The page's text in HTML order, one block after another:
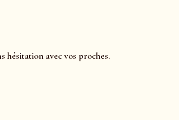
hésitation avec vos proches.